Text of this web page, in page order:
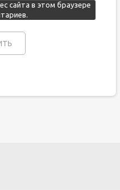
сайта в этом браузере